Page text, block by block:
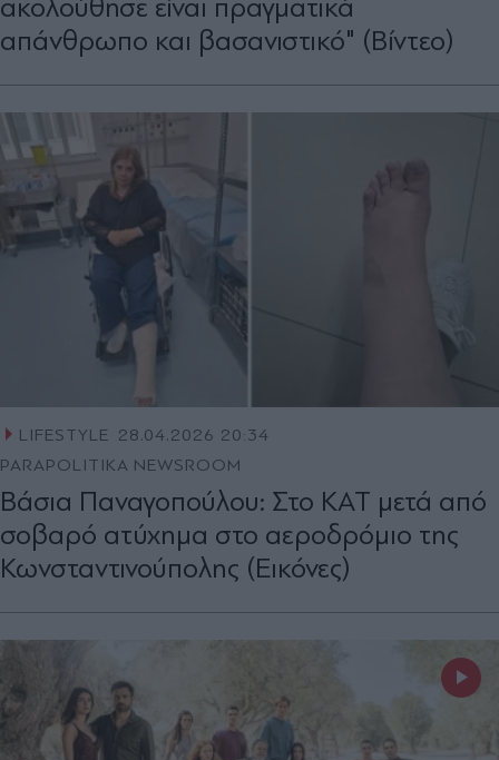
ακολούθησε είναι πραγματικά
απάνθρωπο και βασανιστικό" (Βίντεο)
LIFESTYLE
28.04.2026 20:34
PARAPOLITIKA NEWSROOM
Βάσια Παναγοπούλου: Στο ΚΑΤ μετά από
σοβαρό ατύχημα στο αεροδρόμιο της
Κωνσταντινούπολης (Εικόνες)